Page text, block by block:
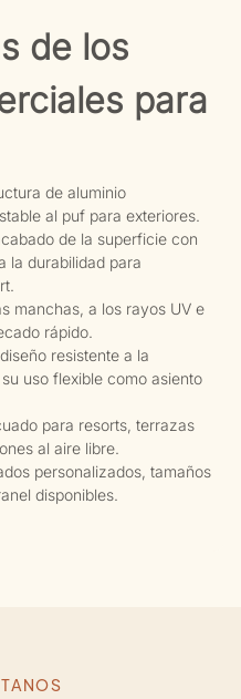
de los
para
de aluminio
al puf para exteriores.
de la superficie con
la durabilidad para
manchas, a los rayos UV e
rápido.
resistente a la
uso flexible como asiento
para resorts, terrazas
al aire libre.
personalizados, tamaños
disponibles.